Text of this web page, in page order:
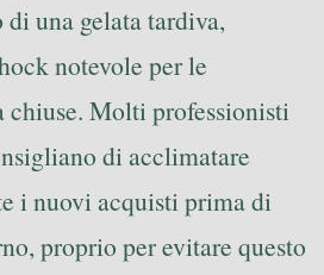
una gelata tardiva,
notevole per le
chiuse. Molti professionisti
di acclimatare
i nuovi acquisti prima di
proprio per evitare questo